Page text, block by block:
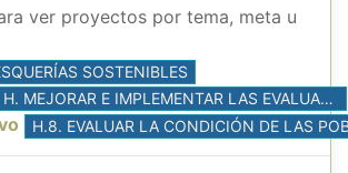
ver proyectos por tema, meta u
SOSTENIBLES
H. MEJORAR E IMPLEMENTAR LAS EVALUACIONES DE POBLACIONES, CON BASE EN LA MEJOR CIENCIA DISPONIBLE